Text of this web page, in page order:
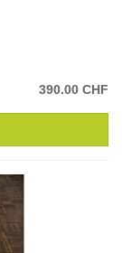
390.00 CHF